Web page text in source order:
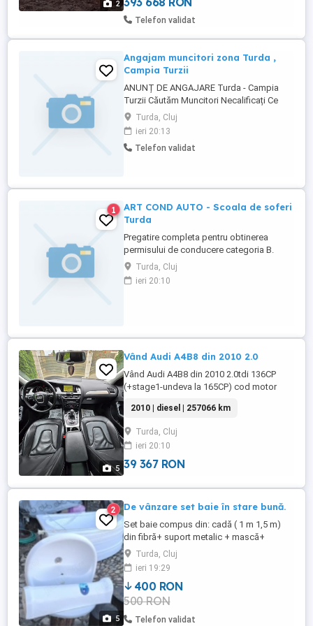
2
Telefon validat
Angajam muncitori zona Turda ,
Campia Turzii
ANUNȚ DE ANGAJARE Turda - Campia
Turzii Căutăm Muncitori Necalificați Ce
oferim: Contract de muncă nedeterminat
Cerințe: Seriozitate. Nu este necesară
experiența anterioară Contact Detalii:
Pentru mai multe informații și sună la
Turda, Cluj
ieri 20:13
Telefon validat
1
ART COND AUTO - Scoala de soferi
Turda
Pregatire completa pentru obtinerea
permisului de conducere categoria B.
Elevii au reducere 10%.
Turda, Cluj
ieri 20:10
5
Vând Audi A4B8 din 2010 2.0
Vând Audi A4B8 din 2010 2.0tdi 136CP
(+stage1-undeva la 165CP) cod motor
probleme, fără erori,fără martorii aprinși.
Se prezintă într-o stare foarte bună, mici
defecte estetice(mici puncte de vopsea
sarită+mici zgârieturi)datorită vârstei.
Mașina o am de aproape un an, ...
2010 | diesel | 257066 km
Turda, Cluj
ieri 20:10
39 367 RON
5
2 De vânzare set baie în stare bună.
Set baie compus din: cadă ( 1 m 1,5 m)
din fibră+ suport metalic + mască+
chiuvetă + piedestal+ suport perdea duș+
plinte în stare bună.
Turda, Cluj
ieri 19:29
400 RON
500 RON
Telefon validat